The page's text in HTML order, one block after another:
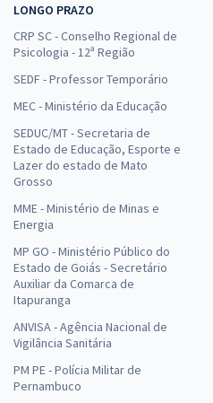
LONGO PRAZO
CRP SC - Conselho Regional de
Psicologia - 12ª Região
SEDF - Professor Temporário
MEC - Ministério da Educação
SEDUC/MT - Secretaria de
Estado de Educação, Esporte e
Lazer do estado de Mato
Grosso
MME - Ministério de Minas e
Energia
MP GO - Ministério Público do
Estado de Goiás - Secretário
Auxiliar da Comarca de
Itapuranga
ANVISA - Agência Nacional de
Vigilância Sanitária
PM PE - Polícia Militar de
Pernambuco